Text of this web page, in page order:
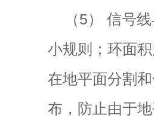
（5） 信号
小规则；环面
在地平面分割
布，防止由于